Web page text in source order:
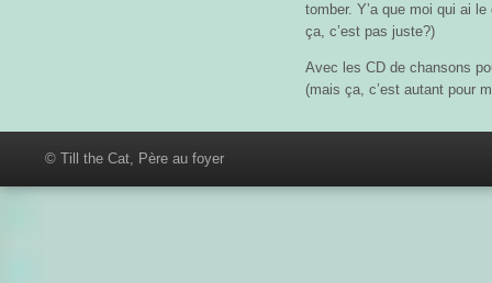
tomber. Y’a que moi qui ai
ça, c’est pas juste?)
Avec les CD de chansons
(mais ça, c’est autant pour
© Till the Cat, Père au foyer